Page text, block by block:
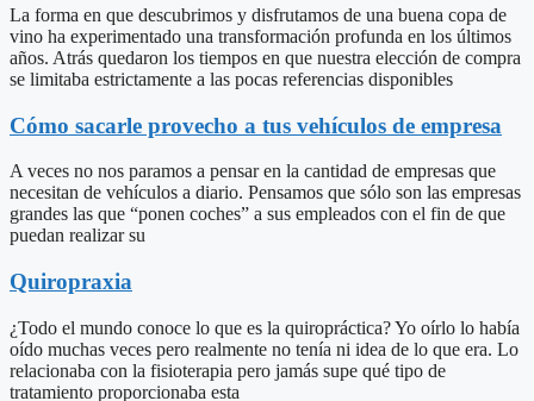
La forma en que descubrimos y disfrutamos de una buena copa de
vino ha experimentado una transformación profunda en los últimos
años. Atrás quedaron los tiempos en que nuestra elección de compra
se limitaba estrictamente a las pocas referencias disponibles
Cómo sacarle provecho a tus vehículos de empresa
A veces no nos paramos a pensar en la cantidad de empresas que
necesitan de vehículos a diario. Pensamos que sólo son las empresas
grandes las que “ponen coches” a sus empleados con el fin de que
puedan realizar su
Quiropraxia
¿Todo el mundo conoce lo que es la quiropráctica? Yo oírlo lo había
oído muchas veces pero realmente no tenía ni idea de lo que era. Lo
relacionaba con la fisioterapia pero jamás supe qué tipo de
tratamiento proporcionaba esta